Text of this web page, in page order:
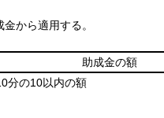
から適用する。
助成金の額
分の10以内の額